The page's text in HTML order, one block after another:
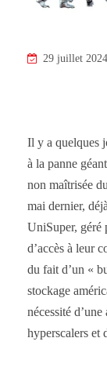
29 juillet 2024
Il y a quelques
à la panne
non maîtrisée
mai dernier,
UniSuper, géré
d’accès à leur
du fait d’un «
stockage
nécessité
hyperscalers et